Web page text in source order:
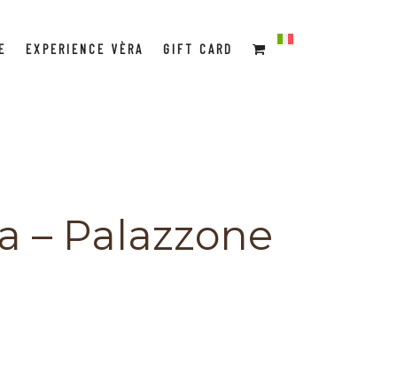
EXPERIENCE VÈRA GIFT CARD
– Palazzone